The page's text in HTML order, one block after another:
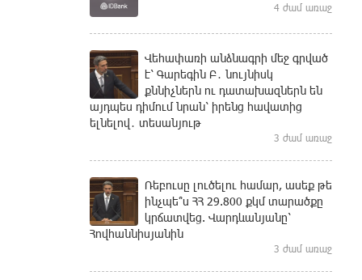
4 ժամ առաջ
Վեհափառի անձնագրի մեջ գրված
է՝ Գարեգին Բ․ նույնիսկ
քննիչներն ու դատախազներն են
այդպես դիմում նրան՝ իրենց հավատից
ելնելով․ տեսանյութ
3 ժամ առաջ
Ռեբուսը լուծելու համար, ասեք թե
ինչպե՞ս ՀՀ 29.800 քկմ տարածքը
կրճատվեց. Վարդևանյանը՝
Հովհաննիսյանին
3 ժամ առաջ